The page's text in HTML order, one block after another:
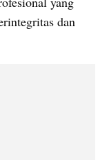
dan